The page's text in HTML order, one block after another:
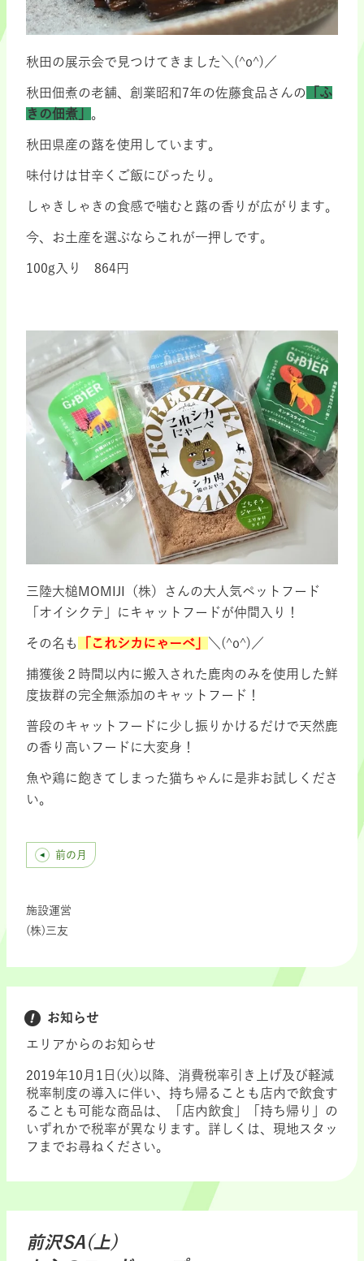
秋田の展示会で見つけてきました＼(^o^)／
秋田佃煮の老舗、創業昭和7年の佐藤食品さんの 「ふ
きの佃煮」 。
秋田県産の蕗を使用しています。
味付けは甘辛くご飯にぴったり。
しゃきしゃきの食感で噛むと蕗の香りが広がります。
今、お土産を選ぶならこれが一押しです。
100g入り 864円
三陸大槌MOMIJI（株）さんの大人気ペットフード
「オイシクテ」にキャットフードが仲間入り！
その名も 「これシカにゃーべ」 ＼(^o^)／
捕獲後２時間以内に搬入された鹿肉のみを使用した鮮
度抜群の完全無添加のキャットフード！
普段のキャットフードに少し振りかけるだけで天然鹿
の香り高いフードに大変身！
魚や鶏に飽きてしまった猫ちゃんに是非お試しくださ
い。
前の月
施設運営
(株)三友
お知らせ
エリアからのお知らせ
2019年10月1日(火)以降、消費税率引き上げ及び軽減
税率制度の導入に伴い、持ち帰ることも店内で飲食す
ることも可能な商品は、「店内飲食」「持ち帰り」の
いずれかで税率が異なります。詳しくは、現地スタッ
フまでお尋ねください。
前沢SA(上)